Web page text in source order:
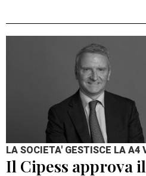
LA SOCIETA' GESTISCE LA A4
Il Cipess approva